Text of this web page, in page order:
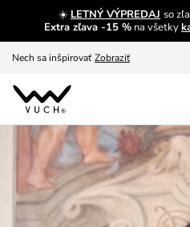
☀️ LETNÝ VÝPREDAJ so
Extra zľava -15 % na všetky
Nech sa inšpirovať Zobraziť
Výmena a vrátenie zadarmo